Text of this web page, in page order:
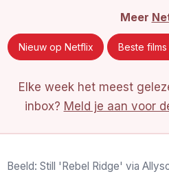
Meer
Nieuw op Netflix Beste
Elke week het meest
inbox? Meld je aan voor
Beeld: Still 'Rebel Ridge' via